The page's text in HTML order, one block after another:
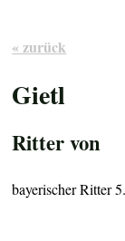
« zurück
Gietl
Ritter von
bayerischer Ritter